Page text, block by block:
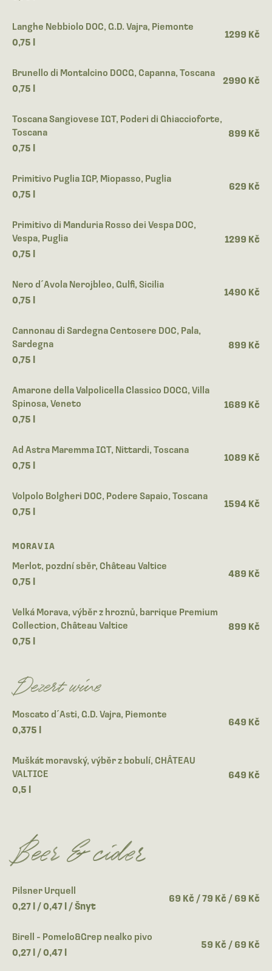
Langhe Nebbiolo DOC, G.D. Vajra, Piemonte
0,75 l
1299 Kč
Brunello di Montalcino DOCG, Capanna, Toscana
0,75 l
2990 Kč
Toscana Sangiovese IGT, Poderi di Ghiaccioforte,
Toscana
0,75 l
899 Kč
Primitivo Puglia IGP, Miopasso, Puglia
0,75 l
629 Kč
Primitivo di Manduria Rosso dei Vespa DOC,
Vespa, Puglia
0,75 l
1299 Kč
Nero d´Avola Nerojbleo, Gulfi, Sicilia
0,75 l
1490 Kč
Cannonau di Sardegna Centosere DOC, Pala,
Sardegna
0,75 l
899 Kč
Amarone della Valpolicella Classico DOCG, Villa
Spinosa, Veneto
0,75 l
1689 Kč
Ad Astra Maremma IGT, Nittardi, Toscana
0,75 l
1089 Kč
Volpolo Bolgheri DOC, Podere Sapaio, Toscana
0,75 l
1594 Kč
MORAVIA
Merlot, pozdní sběr, Château Valtice
0,75 l
489 Kč
Velká Morava, výběr z hroznů, barrique Premium
Collection, Château Valtice
0,75 l
899 Kč
Dezert wine
Moscato d´Asti, G.D. Vajra, Piemonte
0,375 l
649 Kč
Muškát moravský, výběr z bobulí, CHÂTEAU
VALTICE
0,5 l
649 Kč
Beer & cider
Pilsner Urquell
0,27 l / 0,47 l / Šnyt
69 Kč / 79 Kč / 69 Kč
Birell - Pomelo&Grep nealko pivo
0,27 l / 0,47 l
59 Kč / 69 Kč